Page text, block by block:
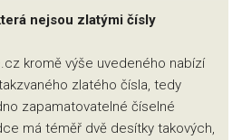
nejsou zlatými čísly
kromě výše uvedeného nabízí
zlatého čísla, tedy
zapamatovatelné číselné
má téměř dvě desítky takových,